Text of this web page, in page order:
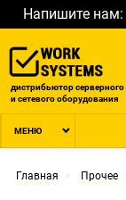
Напишите нам:
дистрибьютор серверного
и сетевого оборудования
МЕНЮ
Главная Прочее